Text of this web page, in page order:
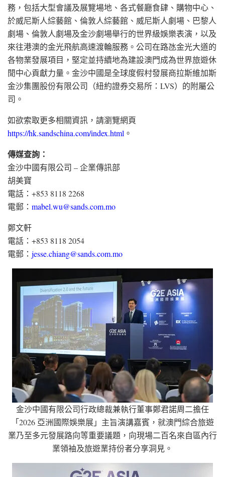
務，包括大型會議及展覽場地、各式餐廳食肆、購物中心、
於威尼斯人綜藝館、倫敦人綜藝館、威尼斯人劇場、巴黎人
劇場、倫敦人劇場及金沙劇場舉行的世界級娛樂表演，以及
來往港澳的金光飛航高速渡輪服務。公司在路氹金光大道的
各物業發展項目，堅定並持續地為建設澳門成為世界旅遊休
閒中心貢獻力量。金沙中國是全球度假村發展商拉斯維加斯
金沙集團股份有限公司（紐約證券交易所：LVS）的附屬公
司。
如欲索取更多相關資訊，請瀏覽網頁
https://hk.sandschina.com/index.html 。
傳媒查詢：
金沙中國有限公司 – 企業傳訊部
胡美寶
電話：+853 8118 2268
電郵： mabel.wu@sands.com.mo
鄭文軒
電話：+853 8118 2054
電郵： jesse.chiang@sands.com.mo
金沙中國有限公司行政總裁兼執行董事鄭君諾周二擔任
「2026 亞洲國際娛樂展」主旨演講嘉賓，就澳門綜合旅遊
業乃至多元發展路向等重要議題，向現場二百名來自區內行
業領袖及旅遊業持份者分享洞見。